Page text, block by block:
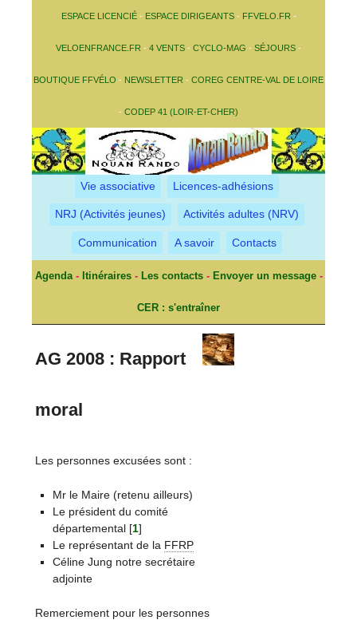
ESPACE LICENCIÉ- ESPACE DIRIGEANTS- FFVELO.FR -
VELOENFRANCE.FR - 4 VENTS - CYCLO-MAG - SÉJOURS -
BOUTIQUE FFVÉLO - NEWSLETTER - COREG CENTRE-VAL DE LOIRE
- CODEP 41 (LOIR-ET-CHER)
Vie associative Licences-adhésions
NRJ (Activités jeunes) Activités adultes (NRV)
Communication A savoir Contacts
Agenda- Itinéraires- Les contacts- Envoyer un message-
CER : s'entraîner
AG 2008 : Rapport
moral
Les personnes excusées sont :
Mr le Maire (retenu ailleurs)
Le président du comité
départemental[1]
Le représentant de la FFRP
Céline Jung notre secrétaire
adjointe
Remerciement pour les personnes